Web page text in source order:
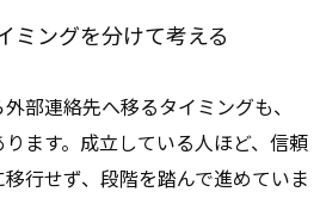
ミングを分けて考える
部連絡先へ移るタイミングも、
ます。成立している人ほど、信頼
行せず、段階を踏んで進めていま